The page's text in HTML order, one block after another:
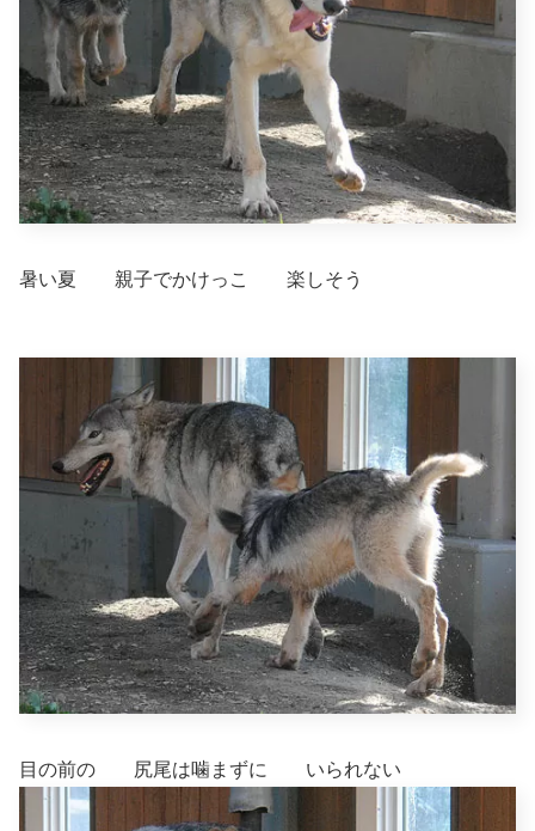
暑い夏 親子でかけっこ 楽しそう
目の前の 尻尾は噛まずに いられない